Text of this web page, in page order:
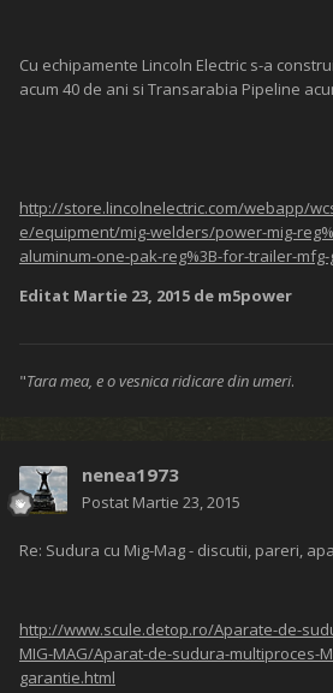
Cu echipamente Lincoln Electric s-a
acum 40 de ani si Transarabia Pipeline
http://store.lincolnelectric.com/webapp/
e/equipment/mig-welders/power-mig-
aluminum-one-pak-reg%3B-for-trailer-
Editat Martie 23, 2015 de m5power
"Tara mea, e o vesnica ridicare din umeri.
nenea1973
Postat Martie 23, 2015
Re: Sudura cu Mig-Mag - discutii, pareri,
http://www.scule.detop.ro/Aparate-de-
MIG-MAG/Aparat-de-sudura-multiproces-
garantie.html